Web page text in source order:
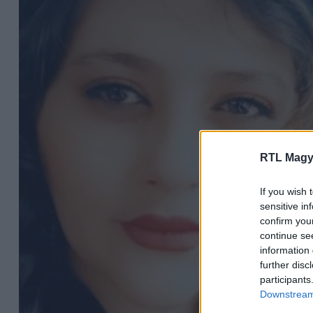
RTL
If you wish
sensitive
confirm
continue
information
further